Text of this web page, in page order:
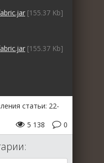
[155.37 Kb]
[155.37 Kb]
статьи: 22-
0
5 138